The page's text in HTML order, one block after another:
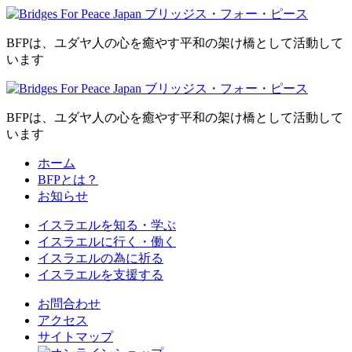
BFPは、ユダヤ人の心を癒やす平和の架け橋として活動して
います
BFPは、ユダヤ人の心を癒やす平和の架け橋として活動して
います
ホーム
BFPとは？
お知らせ
イスラエルを知る・学ぶ
イスラエルに行く・働く
イスラエルの為に祈る
イスラエルを支援する
お問合わせ
アクセス
サイトマップ